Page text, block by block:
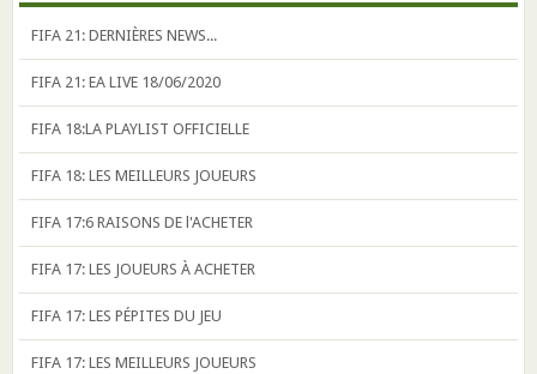
FIFA 21: DERNIÈRES NEWS...
FIFA 21: EA LIVE 18/06/2020
FIFA 18:LA PLAYLIST OFFICIELLE
FIFA 18: LES MEILLEURS JOUEURS
FIFA 17:6 RAISONS DE l'ACHETER
FIFA 17: LES JOUEURS À ACHETER
FIFA 17: LES PÉPITES DU JEU
FIFA 17: LES MEILLEURS JOUEURS